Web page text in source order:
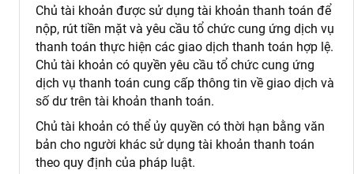
Chủ tài khoản được sử dụng tài khoản thanh toán để
nộp, rút tiền mặt và yêu cầu tổ chức cung ứng dịch vụ
thanh toán thực hiện các giao dịch thanh toán hợp lệ.
Chủ tài khoản có quyền yêu cầu tổ chức cung ứng
dịch vụ thanh toán cung cấp thông tin về giao dịch và
số dư trên tài khoản thanh toán.
Chủ tài khoản có thể ủy quyền có thời hạn bằng văn
bản cho người khác sử dụng tài khoản thanh toán
theo quy định của pháp luật.